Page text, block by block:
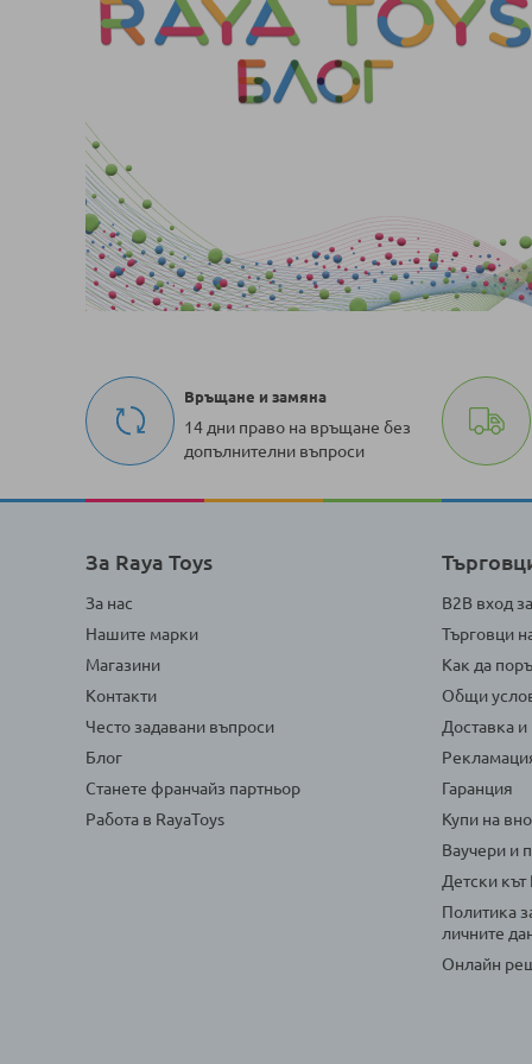
Връщане и замяна
14 дни право на връщане без
допълнителни въпроси
За Raya Toys
За нас
Нашите марки
Магазини
Контакти
Често задавани въпроси
Блог
Станете франчайз партньор
Работа в RayaToys
B2B вход
Търговци
Как да
Общи
Доставка
Гаранция
Купи на
Ваучери и
Детски кът
Политика
личните
Онлайн